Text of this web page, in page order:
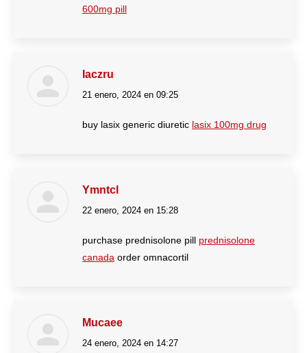
600mg pill
Iaczru
dice:
21 enero, 2024 en 09:25
buy lasix generic diuretic lasix 100mg drug
Ymntcl
dice:
22 enero, 2024 en 15:28
purchase prednisolone pill prednisolone
canada order omnacortil
Mucaee
dice:
24 enero, 2024 en 14:27